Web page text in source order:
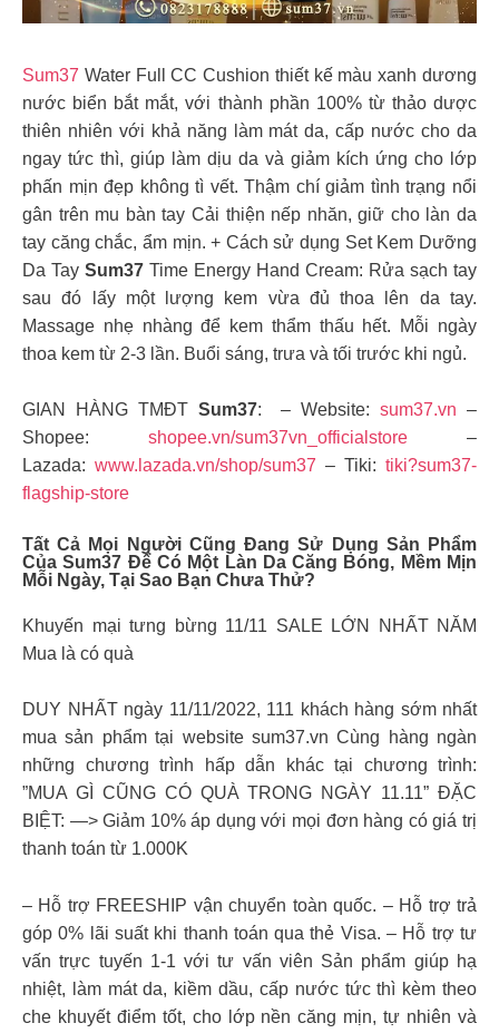
Sum37 Water Full CC Cushion thiết kế màu xanh dương
nước biển bắt mắt, với thành phần 100% từ thảo dược
thiên nhiên với khả năng làm mát da, cấp nước cho da
ngay tức thì, giúp làm dịu da và giảm kích ứng cho lớp
phấn mịn đẹp không tì vết. Thậm chí giảm tình trạng nổi
gân trên mu bàn tay Cải thiện nếp nhăn, giữ cho làn da
tay căng chắc, ẩm mịn. + Cách sử dụng Set Kem Dưỡng
Da Tay Sum37 Time Energy Hand Cream: Rửa sạch tay
sau đó lấy một lượng kem vừa đủ thoa lên da tay.
Massage nhẹ nhàng để kem thẩm thấu hết. Mỗi ngày
thoa kem từ 2-3 lần. Buổi sáng, trưa và tối trước khi ngủ.
GIAN HÀNG TMĐT Sum37: – Website:sum37.vn –
Shopee: shopee.vn/sum37vn_officialstore –
Lazada: www.lazada.vn/shop/sum37 – Tiki: tiki?sum37-
flagship-store
Tất Cả Mọi Người Cũng Đang Sử Dụng Sản Phẩm
CủaSum37 Để Có Một Làn Da Căng Bóng, Mềm Mịn
Mỗi Ngày, Tại Sao Bạn Chưa Thử?
Khuyến mại tưng bừng 11/11 SALE LỚN NHẤT NĂM
Mua là có quà
DUY NHẤT ngày 11/11/2022, 111 khách hàng sớm nhất
mua sản phẩm tại website sum37.vn Cùng hàng ngàn
những chương trình hấp dẫn khác tại chương trình:
”MUA GÌ CŨNG CÓ QUÀ TRONG NGÀY 11.11” ĐẶC
BIỆT: —> Giảm 10% áp dụng với mọi đơn hàng có giá trị
thanh toán từ 1.000K
– Hỗ trợ FREESHIP vận chuyển toàn quốc. – Hỗ trợ trả
góp 0% lãi suất khi thanh toán qua thẻ Visa. – Hỗ trợ tư
vấn trực tuyến 1-1 với tư vấn viên Sản phẩm giúp hạ
nhiệt, làm mát da, kiềm dầu, cấp nước tức thì kèm theo
che khuyết điểm tốt, cho lớp nền căng mịn, tự nhiên và